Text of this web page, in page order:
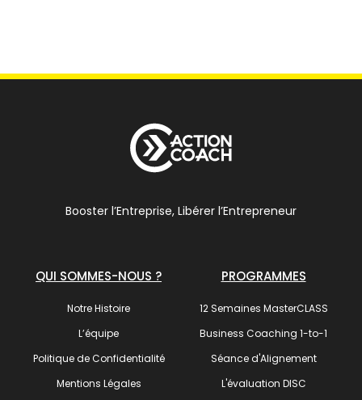
Booster l’Entreprise, Libérer l’Entrepreneur
QUI SOMMES-NOUS ?
Notre Histoire
L’équipe
Politique de Confidentialité
Mentions Légales
PROGRAMMES
12 Semaines MasterCLASS
Business Coaching 1-to-1
Séance d'Alignement
L'évaluation DISC